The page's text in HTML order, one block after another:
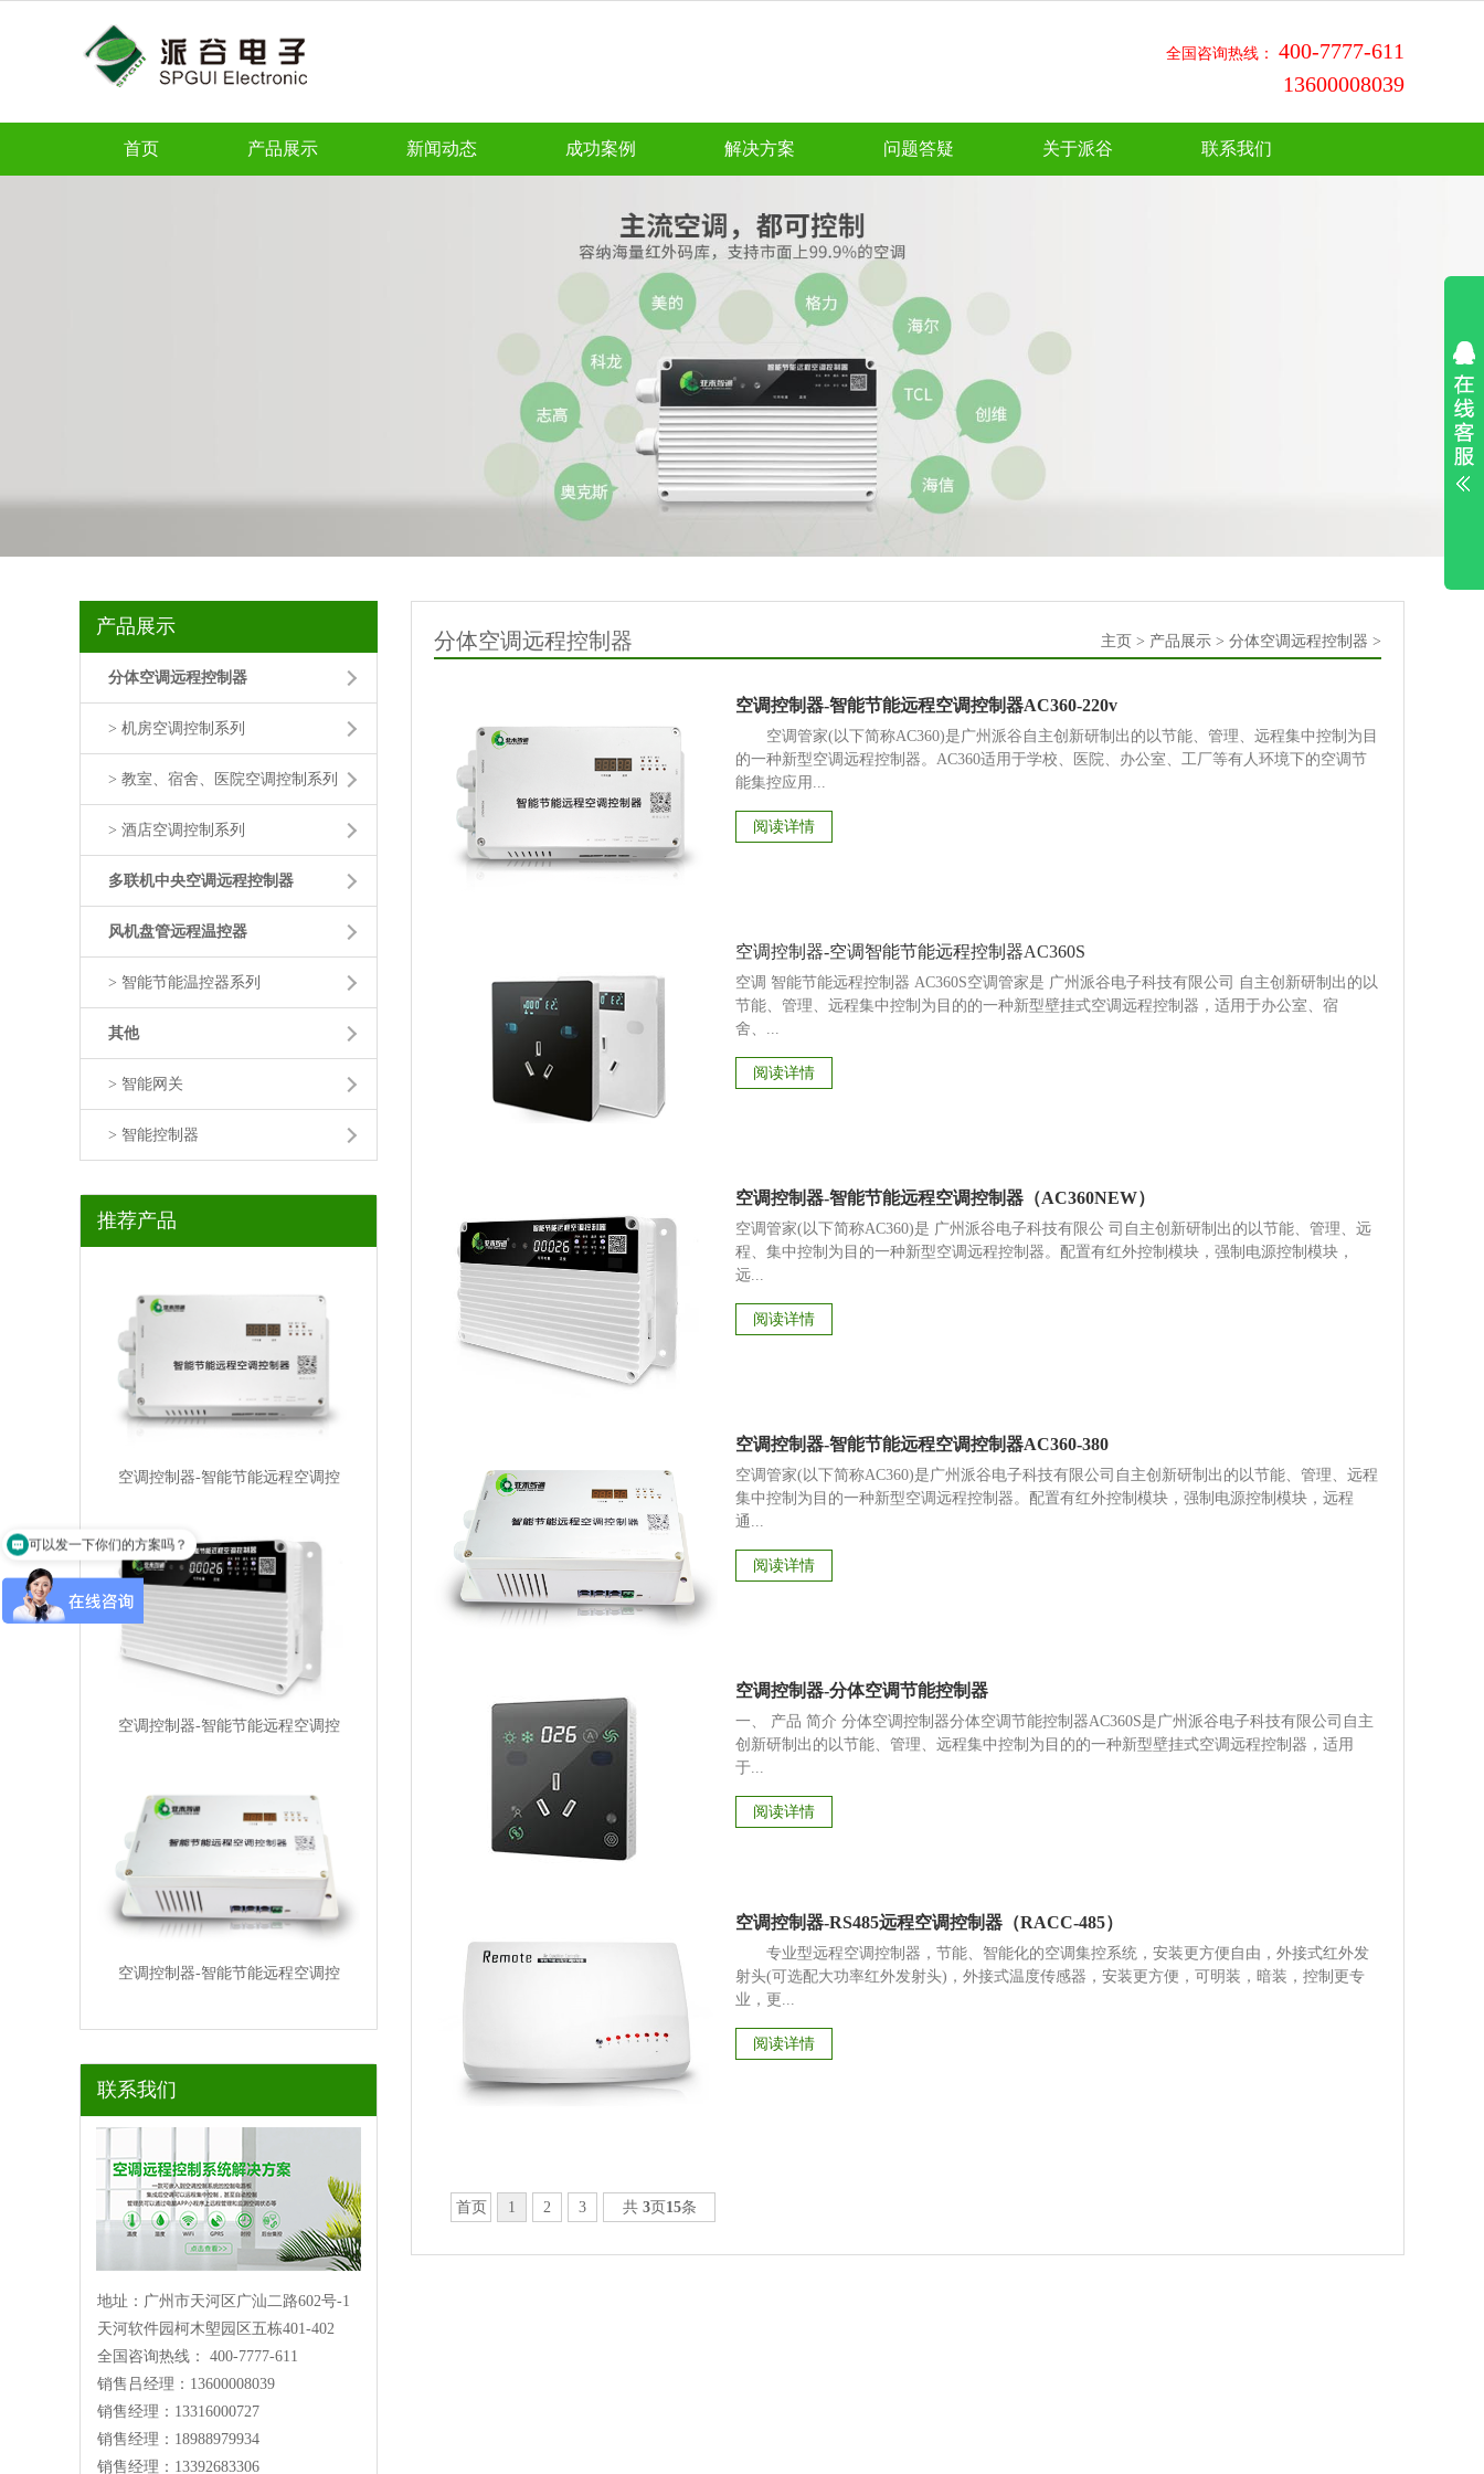
全国咨询热线：
400-7777-611
13600008039
首页 产品展示 新闻动态 成功案例 解决方案 问题答疑 关于派谷 联系我们
产品展示
分体空调远程控制器
> 机房空调控制系列
> 教室、宿舍、医院空调控制系列
> 酒店空调控制系列
多联机中央空调远程控制器
风机盘管远程温控器
> 智能节能温控器系列
其他
> 智能网关
> 智能控制器
推荐产品
空调控制器-智能节能远程空调控
空调控制器-智能节能远程空调控
空调控制器-智能节能远程空调控
联系我们
地址：广州市天河区广汕二路602号-1
天河软件园柯木塱园区五栋401-402
全国咨询热线： 400-7777-611
销售吕经理：13600008039
销售经理：13316000727
销售经理：18988979934
销售经理：13392683306
分体空调远程控制器 主页 > 产品展示 > 分体空调远程控制器 >
空调控制器-智能节能远程空调控制器AC360-220v
空调管家(以下简称AC360)是广州派谷自主创新研制出的以节能、管理、远程集中控制为目
的一种新型空调远程控制器。AC360适用于学校、医院、办公室、工厂等有人环境下的空调节
能集控应用...
阅读详情
空调控制器-空调智能节能远程控制器AC360S
空调 智能节能远程控制器 AC360S空调管家是 广州派谷电子科技有限公司 自主创新研制出的以
节能、管理、远程集中控制为目的的一种新型壁挂式空调远程控制器，适用于办公室、宿
舍、...
阅读详情
空调控制器-智能节能远程空调控制器（AC360NEW）
空调管家(以下简称AC360)是 广州派谷电子科技有限公 司自主创新研制出的以节能、管理、远
程、集中控制为目的一种新型空调远程控制器。配置有红外控制模块，强制电源控制模块，
远...
阅读详情
空调控制器-智能节能远程空调控制器AC360-380
空调管家(以下简称AC360)是广州派谷电子科技有限公司自主创新研制出的以节能、管理、远程
集中控制为目的一种新型空调远程控制器。配置有红外控制模块，强制电源控制模块，远程
通...
阅读详情
空调控制器-分体空调节能控制器
一、 产品 简介 分体空调控制器分体空调节能控制器AC360S是广州派谷电子科技有限公司自主
创新研制出的以节能、管理、远程集中控制为目的的一种新型壁挂式空调远程控制器，适用
于...
阅读详情
空调控制器-RS485远程空调控制器（RACC-485）
专业型远程空调控制器，节能、智能化的空调集控系统，安装更方便自由，外接式红外发
射头(可选配大功率红外发射头)，外接式温度传感器，安装更方便，可明装，暗装，控制更专
业，更...
阅读详情
首页 1 2 3 共 3页 15条
可以发一下你们的方案吗？